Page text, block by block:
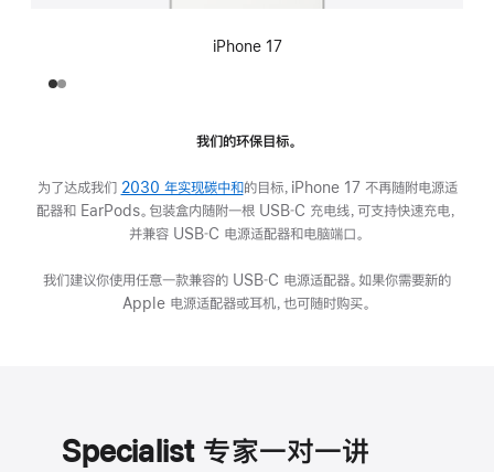
iPhone 17
我们的环保目标。
为了达成我们 2030 年实现碳中和的目标，iPhone 17 不再随附电源适
配器和 EarPods。包装盒内随附一根 USB‑C 充电线，可支持快速充电，
并兼容 USB‑C 电源适配器和电脑端口。
我们建议你使用任意一款兼容的 USB‑C 电源适配器。如果你需要新的
Apple 电源适配器或耳机，也可随时购买。
Specialist 专家一对一讲